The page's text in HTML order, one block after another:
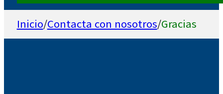
Inicio/Contacta con nosotros/Gracias